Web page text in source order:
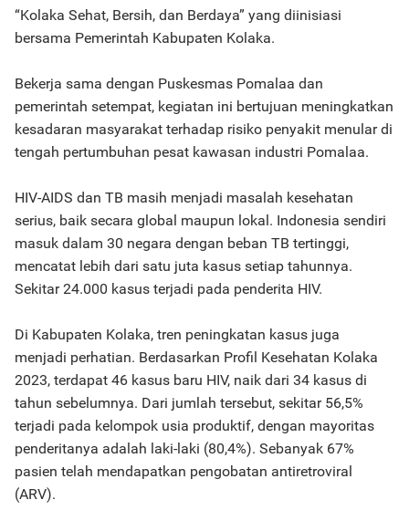
“Kolaka Sehat, Bersih, dan Berdaya” yang diinisiasi
bersama Pemerintah Kabupaten Kolaka.
Bekerja sama dengan Puskesmas Pomalaa dan
pemerintah setempat, kegiatan ini bertujuan meningkatkan
kesadaran masyarakat terhadap risiko penyakit menular di
tengah pertumbuhan pesat kawasan industri Pomalaa.
HIV-AIDS dan TB masih menjadi masalah kesehatan
serius, baik secara global maupun lokal. Indonesia sendiri
masuk dalam 30 negara dengan beban TB tertinggi,
mencatat lebih dari satu juta kasus setiap tahunnya.
Sekitar 24.000 kasus terjadi pada penderita HIV.
Di Kabupaten Kolaka, tren peningkatan kasus juga
menjadi perhatian. Berdasarkan Profil Kesehatan Kolaka
2023, terdapat 46 kasus baru HIV, naik dari 34 kasus di
tahun sebelumnya. Dari jumlah tersebut, sekitar 56,5%
terjadi pada kelompok usia produktif, dengan mayoritas
penderitanya adalah laki-laki (80,4%). Sebanyak 67%
pasien telah mendapatkan pengobatan antiretroviral
(ARV).